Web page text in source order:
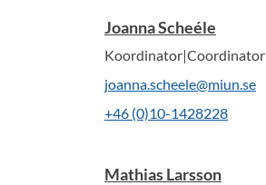
Joanna Scheéle
Koordinator|Coordinator
joanna.scheele@miun.se
+46 (0)10-1428228
Mathias Larsson